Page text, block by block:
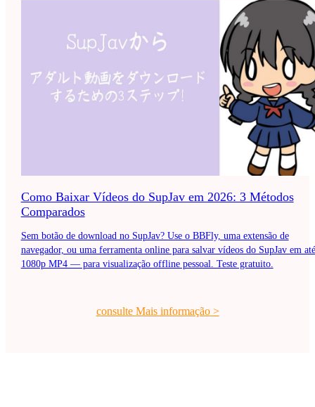
Como Baixar Vídeos do SupJav em 2026: 3 Métodos
Comparados
Sem botão de download no SupJav? Use o BBFly, uma extensão de
navegador, ou uma ferramenta online para salvar vídeos do SupJav em até
1080p MP4 — para visualização offline pessoal. Teste gratuito.
consulte Mais informação>